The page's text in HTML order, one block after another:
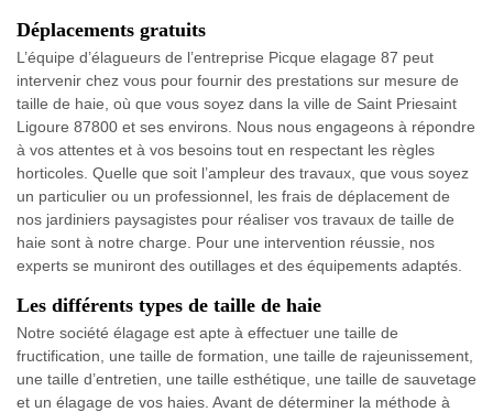
Déplacements gratuits
L’équipe d’élagueurs de l’entreprise Picque elagage 87 peut
intervenir chez vous pour fournir des prestations sur mesure de
taille de haie, où que vous soyez dans la ville de Saint Priesaint
Ligoure 87800 et ses environs. Nous nous engageons à répondre
à vos attentes et à vos besoins tout en respectant les règles
horticoles. Quelle que soit l’ampleur des travaux, que vous soyez
un particulier ou un professionnel, les frais de déplacement de
nos jardiniers paysagistes pour réaliser vos travaux de taille de
haie sont à notre charge. Pour une intervention réussie, nos
experts se muniront des outillages et des équipements adaptés.
Les différents types de taille de haie
Notre société élagage est apte à effectuer une taille de
fructification, une taille de formation, une taille de rajeunissement,
une taille d’entretien, une taille esthétique, une taille de sauvetage
et un élagage de vos haies. Avant de déterminer la méthode à